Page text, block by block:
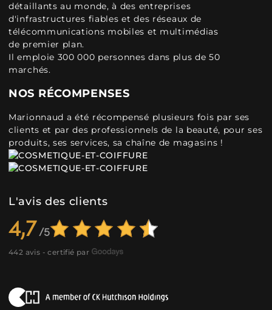
détaillants au monde, à des entreprises
d'infrastructures fiables et des réseaux de
télécommunications mobiles et multimédias
de premier plan.
Il emploie 300 000 personnes dans plus de 50
marchés.
NOS RÉCOMPENSES
Marionnaud a été récompensé plusieurs fois par ses
clients et par des professionnels de la beauté, pour ses
produits, ses services, sa chaîne de magasins !
L'avis des clients
4,7
442 avis - certifié par